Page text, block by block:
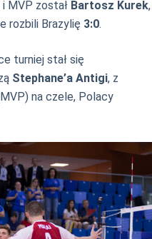
MVP został Bartosz Kurek,
rozbili Brazylię 3:0.
turniej stał się
Stephane’a Antigi, z
na czele, Polacy